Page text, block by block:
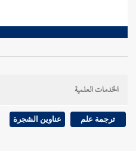
الخدمات العلمية
ترجمة علم عناوين الشجرة